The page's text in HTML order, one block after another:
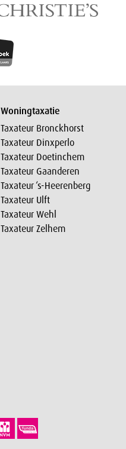
Woningtaxatie
Taxateur Bronckhorst
Taxateur Dinxperlo
Taxateur Doetinchem
Taxateur Gaanderen
Taxateur ‘s-Heerenberg
Taxateur Ulft
Taxateur Wehl
Taxateur Zelhem